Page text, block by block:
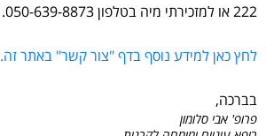
222 או למזכירתי מיה בטלפון 050-639-8873⁩.
לחץ כאן למידע נוסף בדף "צור קשר" באתר זה.
בברכה,
פרופ' אבי סלומון